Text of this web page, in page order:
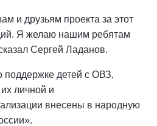
и друзьям проекта за этот
Я желаю нашим ребятам
Сергей Ладанов.
детей с ОВЗ,
личной и
внесены в народную